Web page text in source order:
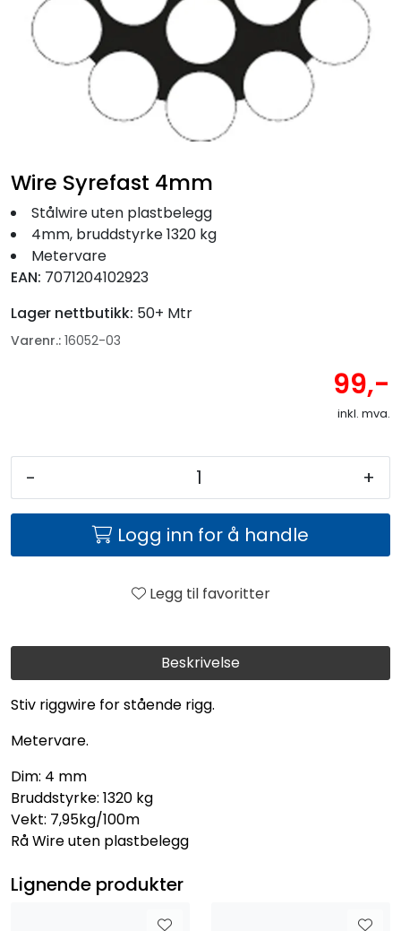
Beskrivelse
Stiv riggwire for stående rigg.
Metervare.
Dim: 4 mm
Bruddstyrke: 1320 kg
Vekt: 7,95kg/100m
Rå Wire uten plastbelegg
Wire Syrefast 4mm
Stålwire uten plastbelegg
4mm, bruddstyrke 1320 kg
Metervare
EAN: 7071204102923
Lager nettbutikk: 50+ Mtr
Varenr.: 16052-03
99,-
inkl. mva.
- +
Logg inn for å handle
Legg til favoritter
Lignende produkter
Fritid/Sikkerhet
Båtpleie/Opplag
Nyheter